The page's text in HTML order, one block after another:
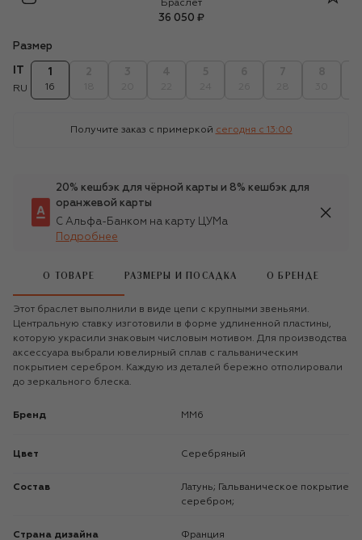
MM6
Браслет
36 050 ₽
Размер
RU
1
16
Получите заказ с примеркой сегодня c 13:00
20% кешбэк для чёрной карты и 8% кешбэк для
оранжевой карты
С Альфа-Банком на карту ЦУМа
Подробнее
О ТОВАРЕ РАЗМЕРЫ И ПОСАДКА О БРЕНДЕ
Этот браслет выполнили в виде цепи с крупными звеньями.
Центральную ставку изготовили в форме удлиненной пластины,
которую украсили знаковым числовым мотивом. Для производства
аксессуара выбрали ювелирный сплав с гальваническим
покрытием серебром. Каждую из деталей бережно отполировали
до зеркального блеска.
Бренд MM6
Цвет Серебряный
Состав
Латунь; Гальваническое покрытие
серебром;
Страна дизайна Франция